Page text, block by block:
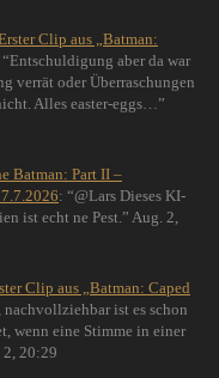
Clip aus „Batman:
Entschuldigung aber da war
verrät oder Überraschungen
Alles easter-eggs… ”
Batman: Part II –
: “@Lars Dieses KI-
ist echt ne Pest. ” Aug. 2,
Clip aus „Batman: Caped
nachvollziehbar ist es schon
wenn eine Stimme in einer
2, 20:29